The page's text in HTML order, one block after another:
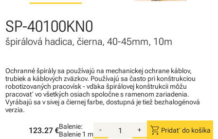
SP-40100KN0
špirálová hadica, čierna, 40-45mm, 10m
Ochranné špirály sa používajú na mechanickej ochrane káblov,
trubiek a káblových zväzkov. Používajú sa často pri konštrukciou
robotizovaných pracovísk - vďaka špirálovej konštrukcii môžu
pracovať vo všetkých osiach spoločne s ramenom zariadenia.
Vyrábajú sa v sivej a čiernej farbe, dostupná je tiež bezhalogénová
verzia.
123.27 €Balenie:
Balenie 1 m
- + shopping_cart Pridať do košíka